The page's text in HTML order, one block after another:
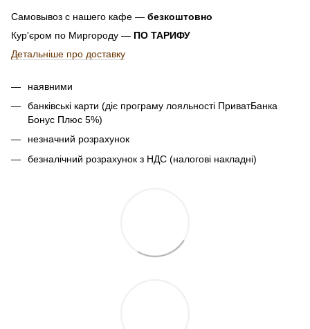
Самовывоз с нашего кафе — безкоштовно
Кур'єром по Миргороду — ПО ТАРИФУ
Детальніше про доставку
наявними
банківські карти (діє програму лояльності ПриватБанка
Бонус Плюс 5%)
незначний розрахунок
безналічний розрахунок з НДС (налогові накладні)